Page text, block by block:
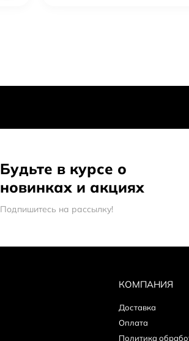
Будьте в курсе о
новинках и акциях
Подпишитесь на рассылкy!
КОМПАНИЯ
Доставка
Оплата
Политика